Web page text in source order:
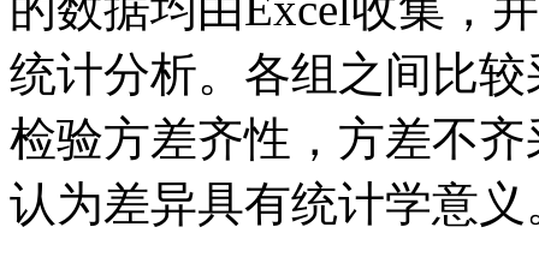
统计分析。各组之间比较
检验方差齐性，方差不齐
认为差异具有统计学意义